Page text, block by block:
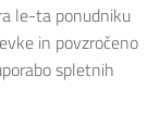
le-ta ponudniku
in povzročeno
spletnih